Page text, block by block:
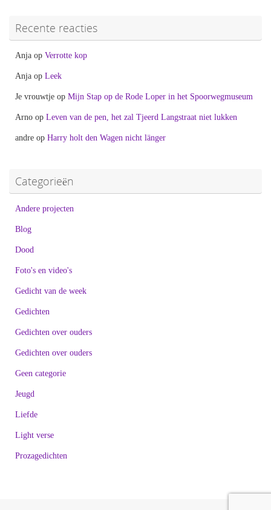
Recente reacties
Anja op Verrotte kop
Anja op Leek
Je vrouwtje op Mijn Stap op de Rode Loper in het Spoorwegmuseum
Arno op Leven van de pen, het zal Tjeerd Langstraat niet lukken
andre op Harry holt den Wagen nicht länger
Categorieën
Andere projecten
Blog
Dood
Foto's en video's
Gedicht van de week
Gedichten
Gedichten over ouders
Gedichten over ouders
Geen categorie
Jeugd
Liefde
Light verse
Prozagedichten